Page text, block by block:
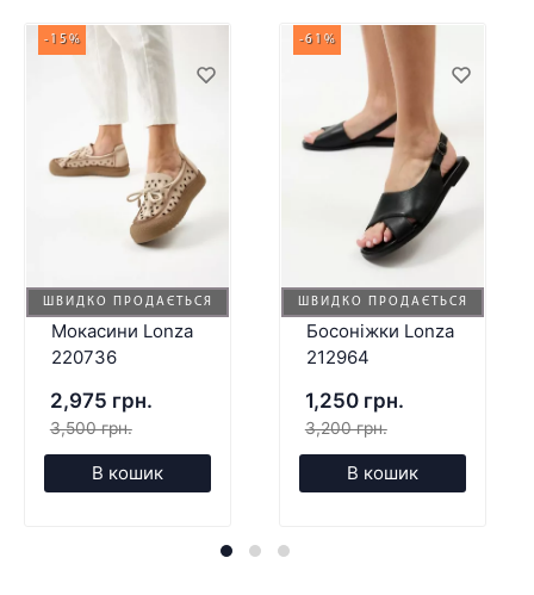
ШВИДКО ПРОДАЄТЬСЯ
-15%
Мокасини Lonza
220736
2,975 грн.
3,500 грн.
В кошик
ШВИДКО ПРОДАЄТЬСЯ
-61%
Босоніжки Lonza
212964
1,250 грн.
3,200 грн.
В кошик